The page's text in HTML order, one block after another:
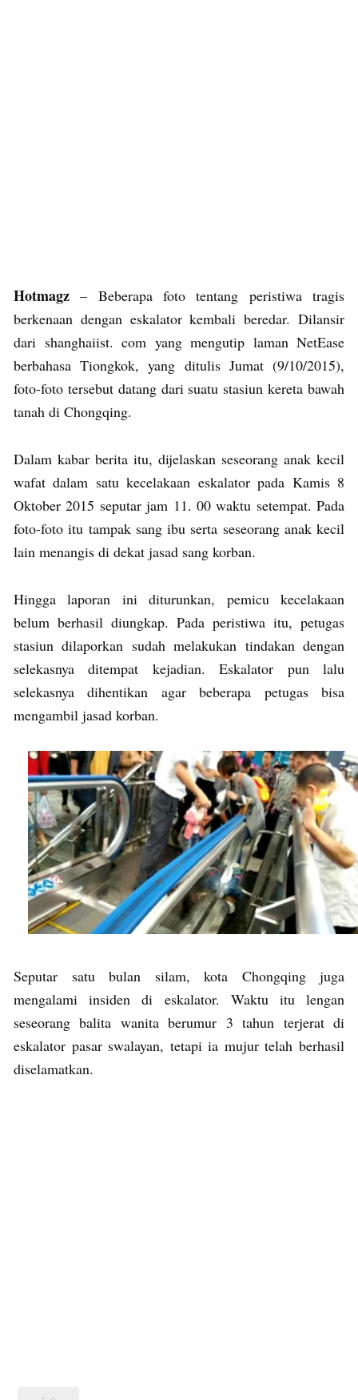
Hotmagz– Beberapa foto tentang peristiwa tragis
berkenaan dengan eskalator kembali beredar. Dilansir
dari shanghaiist. com yang mengutip laman NetEase
berbahasa Tiongkok, yang ditulis Jumat (9/10/2015),
foto-foto tersebut datang dari suatu stasiun kereta bawah
tanah di Chongqing.
Dalam kabar berita itu, dijelaskan seseorang anak kecil
wafat dalam satu kecelakaan eskalator pada Kamis 8
Oktober 2015 seputar jam 11. 00 waktu setempat. Pada
foto-foto itu tampak sang ibu serta seseorang anak kecil
lain menangis di dekat jasad sang korban.
Hingga laporan ini diturunkan, pemicu kecelakaan
belum berhasil diungkap. Pada peristiwa itu, petugas
stasiun dilaporkan sudah melakukan tindakan dengan
selekasnya ditempat kejadian. Eskalator pun lalu
selekasnya dihentikan agar beberapa petugas bisa
mengambil jasad korban.
Seputar satu bulan silam, kota Chongqing juga
mengalami insiden di eskalator. Waktu itu lengan
seseorang balita wanita berumur 3 tahun terjerat di
eskalator pasar swalayan, tetapi ia mujur telah berhasil
diselamatkan.